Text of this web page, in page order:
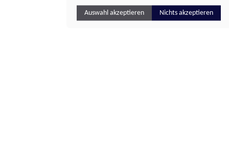
Auswahl akzeptieren Nichts akzeptieren